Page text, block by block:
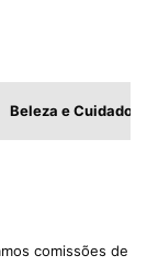
Beleza e Cuidados
comissões de